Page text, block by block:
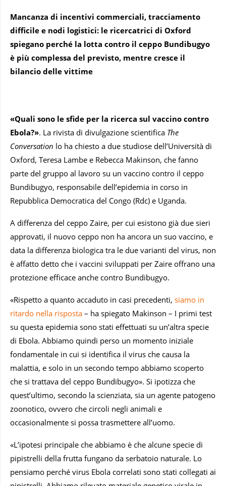
Mancanza di incentivi commerciali, tracciamento
difficile e nodi logistici: le ricercatrici di Oxford
spiegano perché la lotta contro il ceppo Bundibugyo
è più complessa del previsto, mentre cresce il
bilancio delle vittime
«Quali sono le sfide per la ricerca sul vaccino contro
Ebola?». La rivista di divulgazione scientifica The
Conversation lo ha chiesto a due studiose dell’Università di
Oxford, Teresa Lambe e Rebecca Makinson, che fanno
parte del gruppo al lavoro su un vaccino contro il ceppo
Bundibugyo, responsabile dell’epidemia in corso in
Repubblica Democratica del Congo (Rdc) e Uganda.
A differenza del ceppo Zaire, per cui esistono già due sieri
approvati, il nuovo ceppo non ha ancora un suo vaccino, e
data la differenza biologica tra le due varianti del virus, non
è affatto detto che i vaccini sviluppati per Zaire offrano una
protezione efficace anche contro Bundibugyo.
«Rispetto a quanto accaduto in casi precedenti, siamo in
ritardo nella risposta – ha spiegato Makinson – I primi test
su questa epidemia sono stati effettuati su un’altra specie
di Ebola. Abbiamo quindi perso un momento iniziale
fondamentale in cui si identifica il virus che causa la
malattia, e solo in un secondo tempo abbiamo scoperto
che si trattava del ceppo Bundibugyo». Si ipotizza che
quest’ultimo, secondo la scienziata, sia un agente patogeno
zoonotico, ovvero che circoli negli animali e
occasionalmente si possa trasmettere all’uomo.
«L’ipotesi principale che abbiamo è che alcune specie di
pipistrelli della frutta fungano da serbatoio naturale. Lo
pensiamo perché virus Ebola correlati sono stati collegati ai